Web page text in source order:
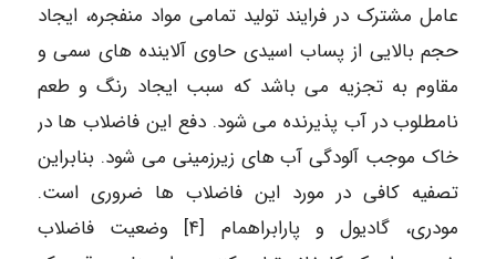
عامل مشترک در فرایند تولید تمامی مواد منفجره، ایجاد
حجم بالایی از پساب اسیدی حاوی آلاینده های سمی و
مقاوم به تجزیه می باشد که سبب ایجاد رنگ و طعم
نامطلوب در آب پذیرنده می شود. دفع این فاضلاب ها در
خاک موجب آلودگی آب های زیرزمینی می شود. بنابراین
تصفیه کافی در مورد این فاضلاب ها ضروری است.
مودری، گادیول و پارابراهمام [۴] وضعیت فاضلاب